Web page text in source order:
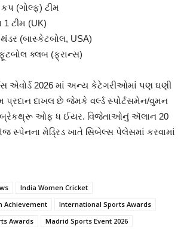
કપ (ગોલ્ફ) ટીમ
1 ટીમ (UK)
(બાસ્કેટબોલ, USA)
ક્લબ (ફ્રાન્સ)
એવોર્ડ 2026 માં અન્ય કેટેગરીઓમાં પણ ઘણી
દાખલ છે જેમકે વર્લ્ડ સ્પોર્ટસમેન/વુમન
ઓફ ધ ઈયર. વિજેતાઓનું ઍલાન 20
સ્પેનના મેડ્રિડ ખાતે સિબેલ્સ પેલેસમાં કરવામાં
India Women Cricket
Achievement
International Sports Awards
Awards
Madrid Sports Event 2026